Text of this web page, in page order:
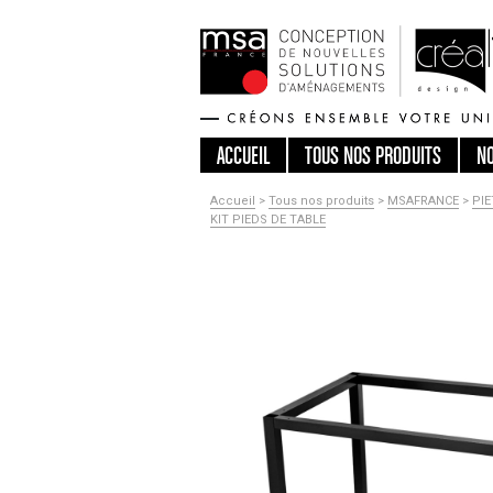
ACCUEIL TOUSNOS PRODUITS
Accueil > Tous nos produits> MSAFRANCE>
KIT PIEDS DE TABLE